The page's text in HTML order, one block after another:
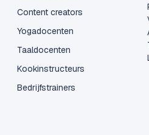
Content creators
Yogadocenten
Taaldocenten
Kookinstructeurs
Bedrijfstrainers